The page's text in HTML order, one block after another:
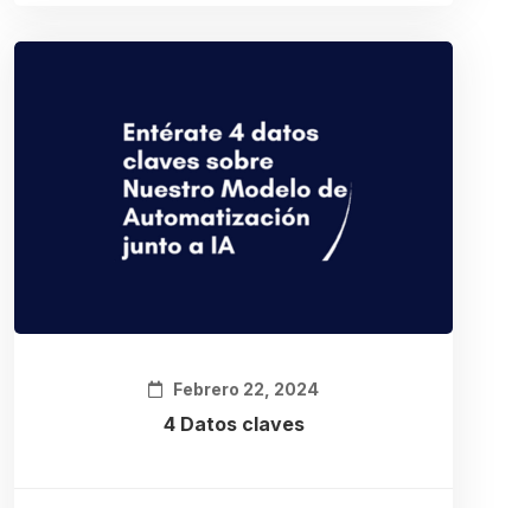
Febrero 22, 2024
4 Datos claves